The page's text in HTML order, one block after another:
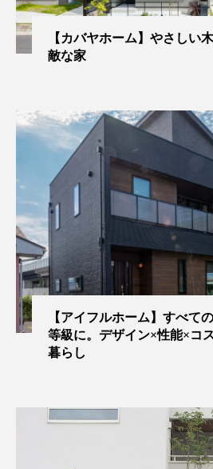
【カバヤホーム】やさしい
敵な家
【アイフルホーム】すべて
等級に。デザイン×性能×コ
暮らし